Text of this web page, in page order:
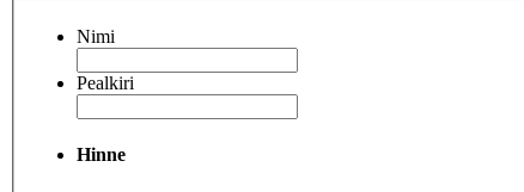
Nimi
Pealkiri
Hinne